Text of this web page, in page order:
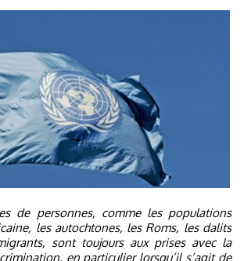
de personnes, comme les populations
les autochtones, les Roms, les dalits
sont toujours aux prises avec la
en particulier lorsqu’il s’agit de